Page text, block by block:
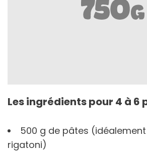
Les ingrédients pour 4 à 6
500 g de pâtes
rigatoni)